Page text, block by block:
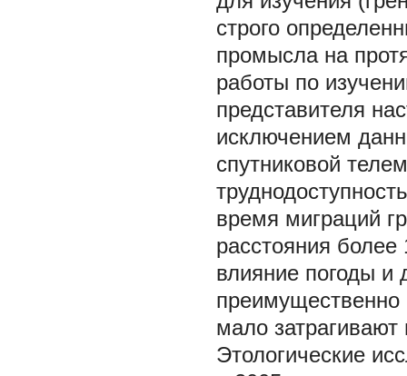
строго
промысла на
работы по
представителя
исключением
спутниковой
время миграций
расстояния
влияние погоды и
мало
Этологические